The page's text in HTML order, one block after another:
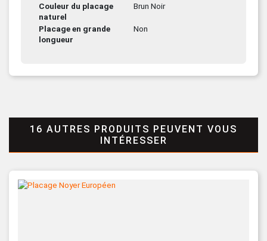
Couleur du placage
naturel
Brun Noir
Placage en grande
longueur
Non
16 AUTRES PRODUITS PEUVENT VOUS
INTÉRESSER